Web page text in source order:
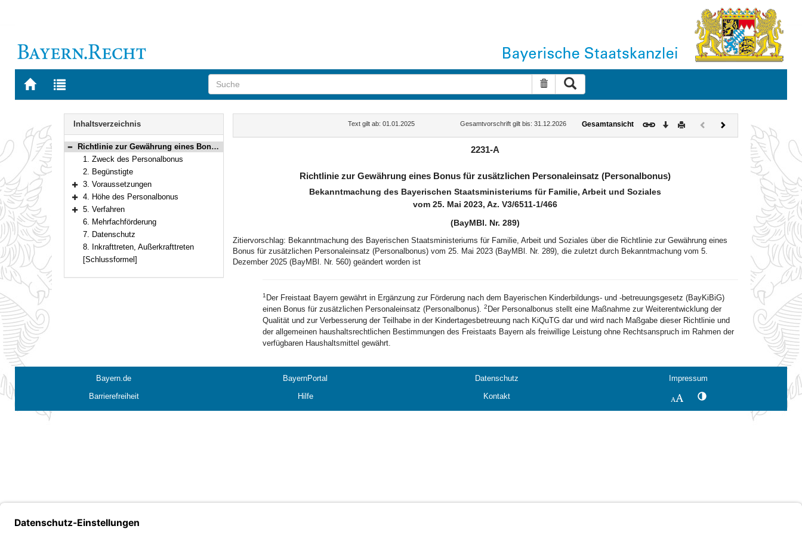
Zur
BAYERN.RECHT
Zur
letzten
Suche zurücksetzen
Navigation
Inhaltsverzeichnis
Bereich reduzieren
Richtlinie zur Gewährung eines Bonus für zusätzlichen Personaleinsatz (Personalbonus)
1. Zweck des Personalbonus
2. Begünstigte
Bereich erweitern
3. Voraussetzungen
Bereich erweitern
4. Höhe des Personalbonus
Bereich erweitern
5. Verfahren
6. Mehrfachförderung
7. Datenschutz
8. Inkrafttreten, Außerkrafttreten
[Schlussformel]
Text gilt ab: 01.01.2025 Gesamtvorschrift gilt bis: 31.12.2026 Gesamtansicht Download
DruckenVorherigesNächstes
Dokument
2231-A
Richtlinie zur Gewährung eines Bonus für zusätzlichen Personaleinsatz (Personalbonus)
Bekanntmachung des Bayerischen Staatsministeriums für Familie, Arbeit und Soziales
vom 25. Mai 2023, Az. V3/6511-1/466
(BayMBl. Nr. 289)
Zitiervorschlag: Bekanntmachung des Bayerischen Staatsministeriums für Familie, Arbeit und Soziales über die Richtlinie zur Gewährung eines
Bonus für zusätzlichen Personaleinsatz (Personalbonus) vom 25. Mai 2023 (BayMBl. Nr. 289), die zuletzt durch Bekanntmachung vom 5.
Dezember 2025 (BayMBl. Nr. 560) geändert worden ist
1 Der Freistaat Bayern gewährt in Ergänzung zur Förderung nach dem Bayerischen Kinderbildungs- und -betreuungsgesetz (BayKiBiG)
einen Bonus für zusätzlichen Personaleinsatz (Personalbonus). 2 Der Personalbonus stellt eine Maßnahme zur Weiterentwicklung der
Qualität und zur Verbesserung der Teilhabe in der Kindertagesbetreuung nach KiQuTG dar und wird nach Maßgabe dieser Richtlinie und
der allgemeinen haushaltsrechtlichen Bestimmungen des Freistaats Bayern als freiwillige Leistung ohne Rechtsanspruch im Rahmen der
verfügbaren Haushaltsmittel gewährt.
Bayern.de BayernPortal Datenschutz
Impressum
Barrierefreiheit
Hilfe Kontakt SchriftgrößeKontrastwechsel